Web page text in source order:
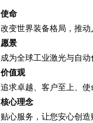
使命
改变世界装备格局，推
愿景
成为全球工业激光与自
价值观
追求卓越、客户至上、
核心理念
贴心服务，让您安心创造